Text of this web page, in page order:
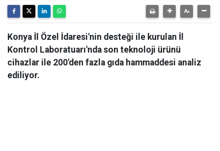
Konya İl Özel İdaresi'nin desteği ile kurulan İl
Kontrol Laboratuarı'nda son teknoloji ürünü
cihazlar ile 200'den fazla gıda hammaddesi analiz
ediliyor.